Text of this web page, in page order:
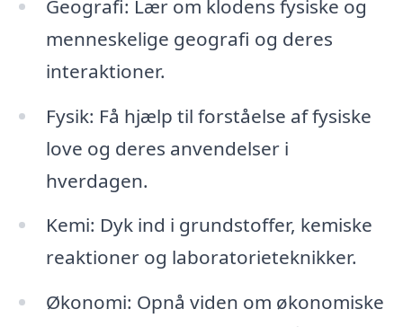
Geografi: Lær om klodens fysiske og
menneskelige geografi og deres
interaktioner.
Fysik: Få hjælp til forståelse af fysiske
love og deres anvendelser i
hverdagen.
Kemi: Dyk ind i grundstoffer, kemiske
reaktioner og laboratorieteknikker.
Økonomi: Opnå viden om økonomiske